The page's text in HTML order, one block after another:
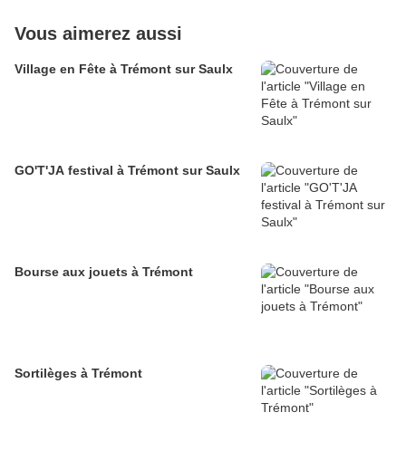
Vous aimerez aussi
Village en Fête à Trémont sur Saulx
GO'T'JA festival à Trémont sur Saulx
Bourse aux jouets à Trémont
Sortilèges à Trémont